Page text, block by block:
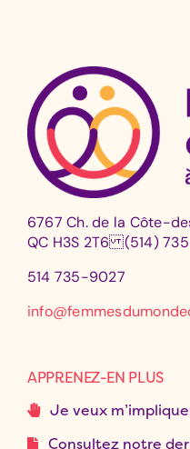
6767 Ch. de la Côte-
QC H3S 2T6 (514)
514 735-9027
APPRENEZ-EN PLUS
Je veux
Consultez notre